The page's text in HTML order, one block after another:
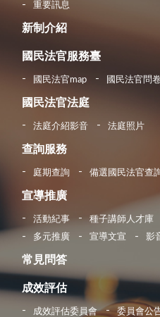
重要訊息
新制介紹
國民法官服務臺
國民法官map 國民法官問
國民法官法庭
法庭介紹影音 法庭照片
查詢服務
庭期查詢 備選國民法官查
宣導推廣
活動紀事 種子講師人才庫
多元推廣
宣導文宣 影
常見問答
成效評估
成效評估委員會 委員會公